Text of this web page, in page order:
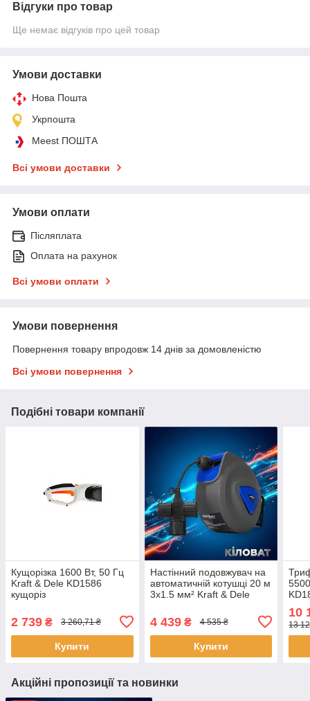
Відгуки про товар
Ще немає відгуків про цей товар
Умови доставки
Нова Пошта
Укрпошта
Meest ПОШТА
Всі умови доставки
Умови оплати
Післяплата
Оплата на рахунок
Всі умови оплати
Умови повернення
Повернення товару впродовж 14 днів за домовленістю
Всі умови повернення
Подібні товари компанії
Кущорізка 1600 Вт, 50 Гц
Kraft & Dele KD1586
кущоріз
2 739 ₴ 3 260,71 ₴
Купити
Настінний подовжувач на
автоматичній котушці 20 м
3х1.5 мм² Kraft & Dele
подовжувач для дому саду
дачі та гаражу
4 439₴ 4 535 ₴
Купити
10
13
Акційні пропозиції та новинки